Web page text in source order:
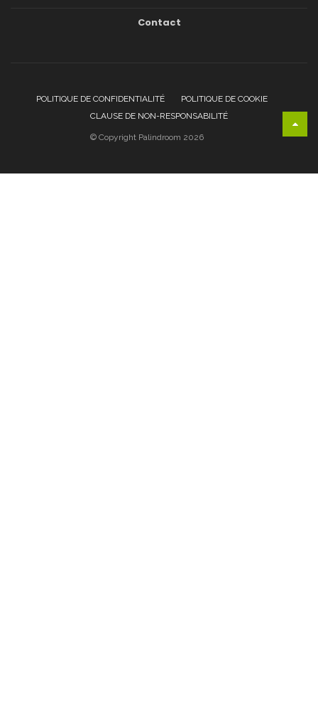
Contact
POLITIQUE DE CONFIDENTIALITÉ
POLITIQUE DE COOKIE
CLAUSE DE NON-RESPONSABILITÉ
© Copyright Palindroom 2026